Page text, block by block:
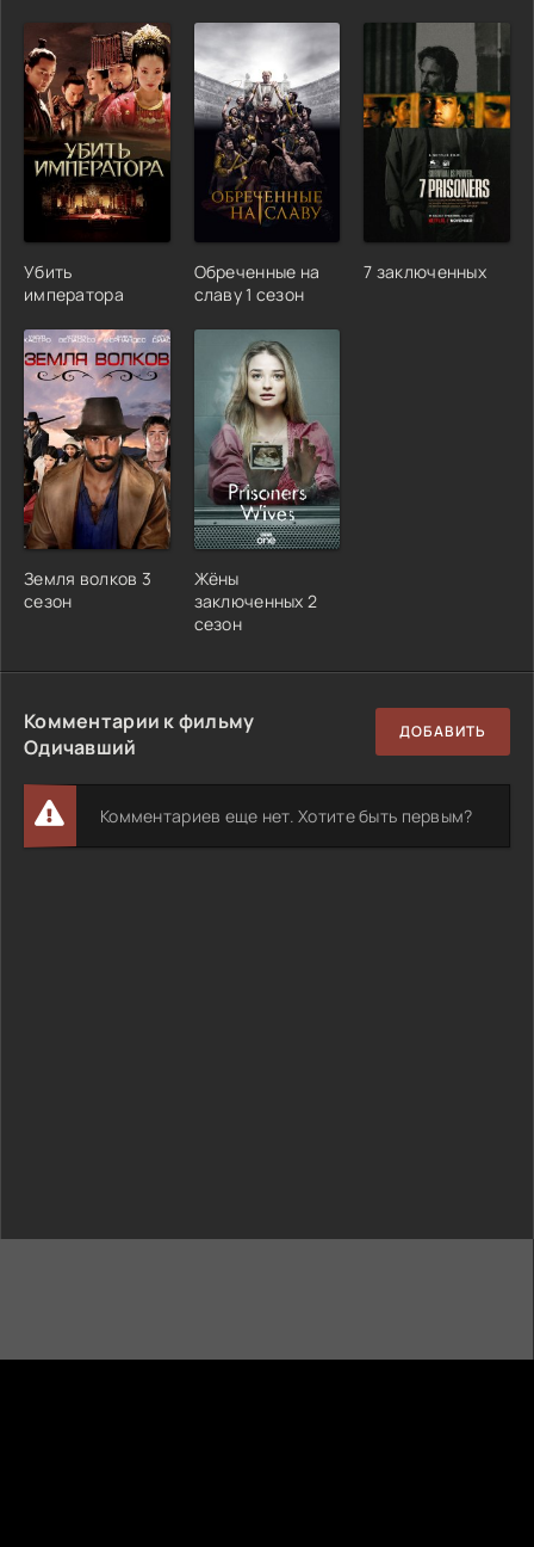
Убить
императора
Обреченные на
славу 1 сезон
7 заключенных
Земля волков 3
сезон
Жёны
заключенных 2
сезон
Комментарии к фильму
Одичавший
ДОБАВИТЬ
Комментариев еще нет. Хотите быть первым?